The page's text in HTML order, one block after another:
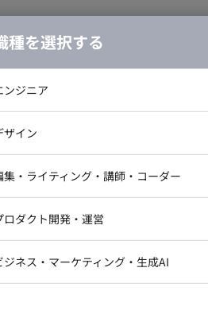
マンティック定義）として実装
が承認／差し戻しを行うWebア
査ログ、手入力モードを含む。
ログ化・権限設計、成果物マスタ
り振り：機能を実装単位に分解
技術的な相談対応を担う。 ・技術
談の論点を整理する。 ※現在弊社経由で10名の方
、ヒ
上げることを面白がれる。 ・「
化するかを設計から考えられる。
る。抱え込まない。 ・属人化し
貸与
、必要に応じて出社いただけると
時間稼働の場合・税別）
ル：Python, SQLエリア：六本木駅最
動化エンジニア／プラットフォー
る。Excel／PowerPoint／Word／
とし、基盤へ継続的に反映する。
行できるスキルの形で蓄積し、人
ーを継続的に回る仕組みへ置き換
ッジ化・他PJへの横展開までを自分
イプラインの検証・構築：Excel
指標・用語・業務ルールを抽出し
。LLM を用いた抽出の精度評価と
リモート】AIソリューシ
時間稼働の場合・税別）
ジニア
種を選択する
ンジニア
インフラエンジニア
テストエンジニア・テクニカルサポ
ザイン
Webデザイナー・UI/UXデザイナー
ラストレーター
集・ライティング・講師・コーダー
ロダクト開発・運営
クトマネージャー
ジネス・マーケティング・生成AI